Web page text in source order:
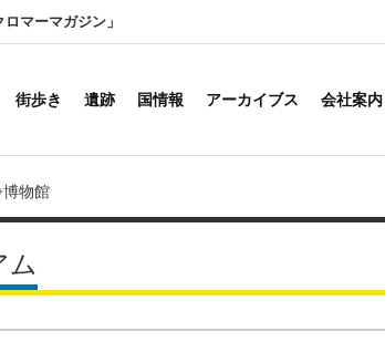
マーマガジン」
街歩き 遺跡 国情報 アーカイブス 会社案内
博物館
ム